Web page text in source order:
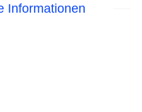
2002
3
Informationen